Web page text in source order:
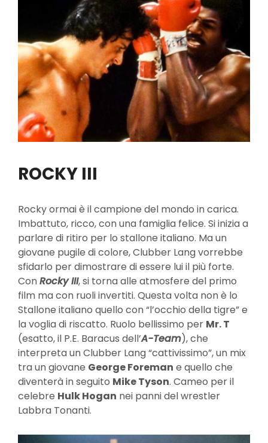
ROCKY III
Rocky ormai è il campione del mondo in carica.
Imbattuto, ricco, con una famiglia felice. Si inizia a
parlare di ritiro per lo stallone italiano. Ma un
giovane pugile di colore, Clubber Lang vorrebbe
sfidarlo per dimostrare di essere lui il più forte.
ConRocky III, si torna alle atmosfere del primo
film ma con ruoli invertiti. Questa volta non è lo
Stallone italiano quello con “l’occhio della tigre” e
la voglia di riscatto. Ruolo bellissimo per Mr. T
(esatto, il P.E. Baracus dell’A-Team), che
interpreta un Clubber Lang “cattivissimo”, un mix
tra un giovane George Foreman e quello che
diventerà in seguito Mike Tyson. Cameo per il
celebre Hulk Hogan nei panni del wrestler
Labbra Tonanti.